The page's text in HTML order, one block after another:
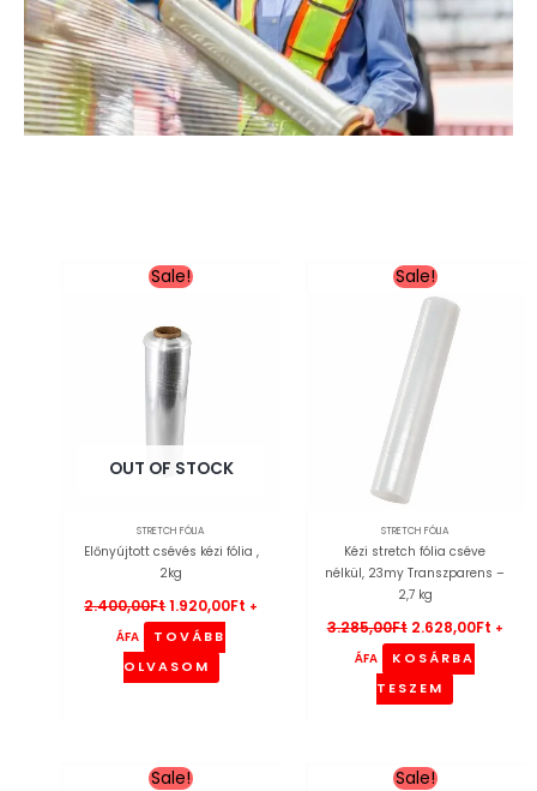
Sale!
OUT OF STOCK
STRETCH FÓLIA
Előnyújtott csévés kézi fólia ,
2kg
2.400,00Ft
Original
price
2.400,00Ft.
1.920,00Ft +
ÁFA
TOVÁBB
OLVASOM
Sale!
STRETCH FÓLIA
Kézi stretch fólia cséve
nélkül, 23my Transzparens –
2,7 kg
3.285,00Ft
Original
price
was:
3.285,00Ft.
2.628,00Ft +
ÁFA
KOSÁRBA
TESZEM
Sale!
Original
Sale!
Original